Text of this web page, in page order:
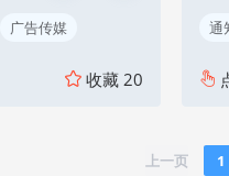
广告传媒
收藏 20
通
上一页 1